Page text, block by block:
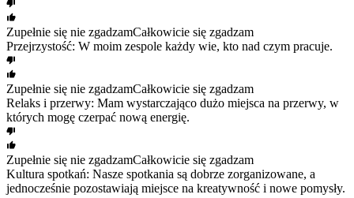
Zupełnie się nie zgadzamCałkowicie się zgadzam
Przejrzystość: W moim zespole każdy wie, kto nad czym pracuje.
Zupełnie się nie zgadzamCałkowicie się zgadzam
Relaks i przerwy: Mam wystarczająco dużo miejsca na przerwy, w
których mogę czerpać nową energię.
Zupełnie się nie zgadzamCałkowicie się zgadzam
Kultura spotkań: Nasze spotkania są dobrze zorganizowane, a
jednocześnie pozostawiają miejsce na kreatywność i nowe pomysły.